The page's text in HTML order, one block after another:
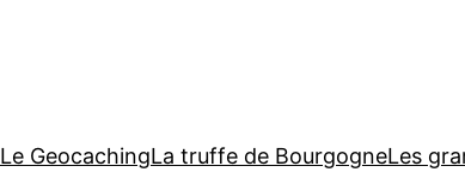
Le GeocachingLa truffe de BourgogneLes